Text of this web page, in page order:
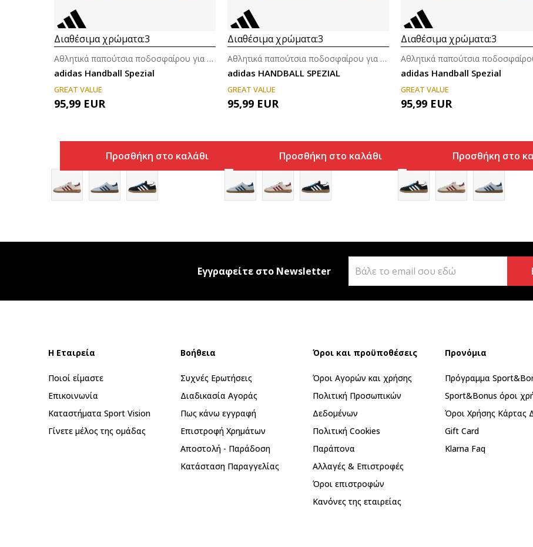
Διαθέσιμα χρώματα:3
adidas Handball Spezial
Αθλητικά παπούτσια ποδοσφαίρου για άνδρες
GREAT VALUE
95,99 EUR
Προσθήκη στο καλάθι
Διαθέσιμα χρώματα:3
adidas HANDBALL SPEZIAL
Αθλητικά παπούτσια ποδοσφαίρου για άνδρες
GREAT VALUE
95,99 EUR
Προσθήκη στο καλάθι
Διαθέσιμα χρώματα:3
adidas Handball Spezial
GREAT VALUE
95,99 EUR
Προσθήκη στο
Εγγραφείτε στο Newsletter
Η Εταιρεία
Ποιοί είμαστε
Επικοινωνία
Καταστήματα Sport Vision
Γίνετε μέλος της ομάδας
Βοήθεια
Συχνές Ερωτήσεις
Διαδικασία Αγοράς
Πως κάνω εγγραφή
Επιστροφή Xρημάτων
Αποστολή - Παράδοση
Κατάσταση Παραγγελίας
Όροι και προϋποθέσεις
Όροι Αγορών και χρήσης
Πολιτική Προσωπικών
Δεδομένων
Πολιτική Cookies
Παράπονα
Αλλαγές & Επιστροφές
Όροι επιστροφών
Κανόνες της εταιρείας
Προνόμια
Πρόγραμμα
Sport&Bonus όροι
Όροι Χρήσης Κάρτας
Gift Card
Klarna Faq